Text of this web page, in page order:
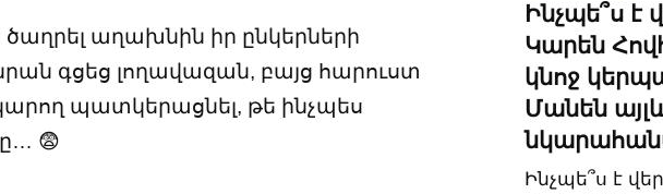
ծաղրել աղախնին իր ընկերների
գցեց լողավազան, բայց հարուստ
պատկերացնել, թե ինչպես
😨
Ինչպե՞ս է
Կարեն
կնոջ
Մանեն
Ինչպե՞ս է